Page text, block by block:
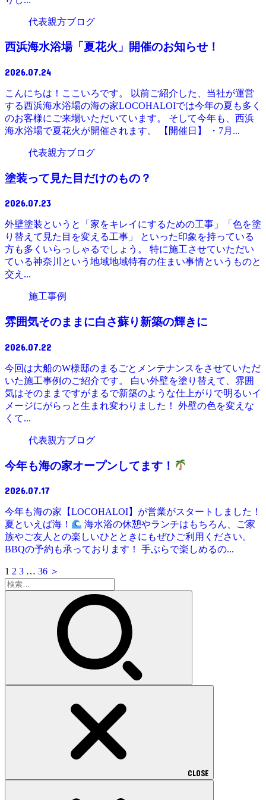
代表親方ブログ
西浜海水浴場「夏花火」開催のお知らせ！
2026.07.24
こんにちは！ここいろです。 以前ご紹介した、当社が運営
する西浜海水浴場の海の家LOCOHALOIでは今年の夏も多く
のお客様にご来場いただいています。 そして今年も、西浜
海水浴場で夏花火が開催されます。 【開催日】 ・7月...
代表親方ブログ
塗装って見た目だけのもの？
2026.07.23
外壁塗装というと「家をキレイにするための工事」「色を塗
り替えて見た目を変える工事」 といった印象を持っている
方も多くいらっしゃるでしょう。 特に施工させていただい
ている神奈川という地域地域特有の住まい事情というものと
交え...
施工事例
雰囲気そのままに白さ蘇り新築の輝きに
2026.07.22
今回は大船のW様邸のまるごとメンテナンスをさせていただ
いた施工事例のご紹介です。 白い外壁を塗り替えて、雰囲
気はそのままですがまるで新築のような仕上がりで明るいイ
メージにがらっと生まれ変わりました！ 外壁の色を変えな
くて...
代表親方ブログ
今年も海の家オープンしてます！
2026.07.17
今年も海の家【LOCOHALOI】が営業がスタートしました！
夏といえば海！
海水浴の休憩やランチはもちろん、ご家
族やご友人との楽しいひとときにもぜひご利用ください。
BBQの予約も承っております！ 手ぶらで楽しめるの...
1 2 3 … 36 ＞
検
索:
CLOSE